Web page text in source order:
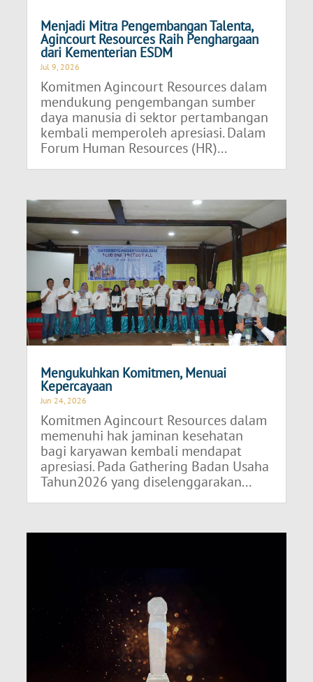
Menjadi Mitra Pengembangan Talenta,
Agincourt Resources Raih Penghargaan
dari Kementerian ESDM
Jul 9, 2026
Komitmen Agincourt Resources dalam
mendukung pengembangan sumber
daya manusia di sektor pertambangan
kembali memperoleh apresiasi. Dalam
Forum Human Resources (HR)...
Mengukuhkan Komitmen, Menuai
Kepercayaan
Jun 24, 2026
Komitmen Agincourt Resources dalam
memenuhi hak jaminan kesehatan
bagi karyawan kembali mendapat
apresiasi. Pada Gathering Badan Usaha
Tahun2026 yang diselenggarakan...